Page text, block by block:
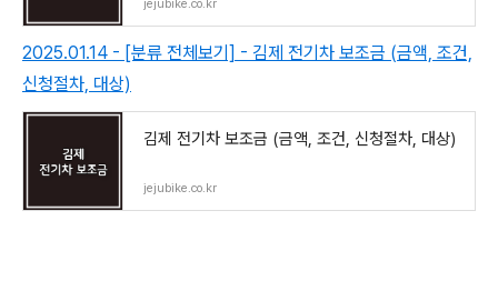
jejubike.co.kr
2025.01.14 - [분류 전체보기] - 김제 전기차 보조금 (금액, 조건,
신청절차, 대상)
김제 전기차 보조금 (금액, 조건, 신청절차, 대상)
jejubike.co.kr